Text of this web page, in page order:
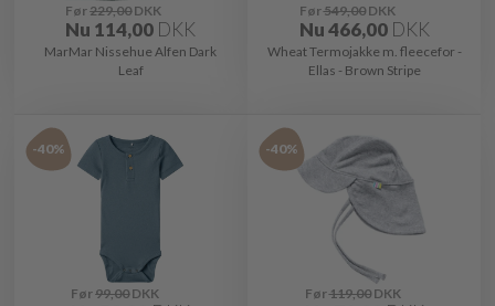
Før229,00DKK
Nu 114,00 DKK
MarMar Nissehue Alfen Dark
Leaf
Før549,00DKK
Nu466,00 DKK
Wheat Termojakke m. fleecefor -
Ellas - Brown Stripe
-40%
Før99,00DKK
-40%
Før119,00DKK